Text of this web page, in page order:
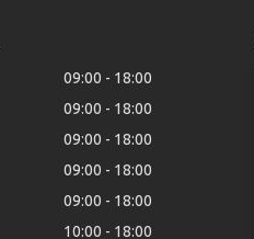
09:00
18:00
09:00
18:00
09:00
18:00
09:00
18:00
09:00
18:00
10:00 18:00